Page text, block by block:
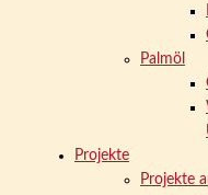
Palmöl
Projekte
Projekte